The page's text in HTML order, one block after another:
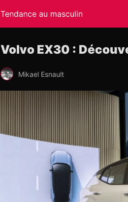
Tendance au masculin
Volvo EX30 :
Mikael Esnault